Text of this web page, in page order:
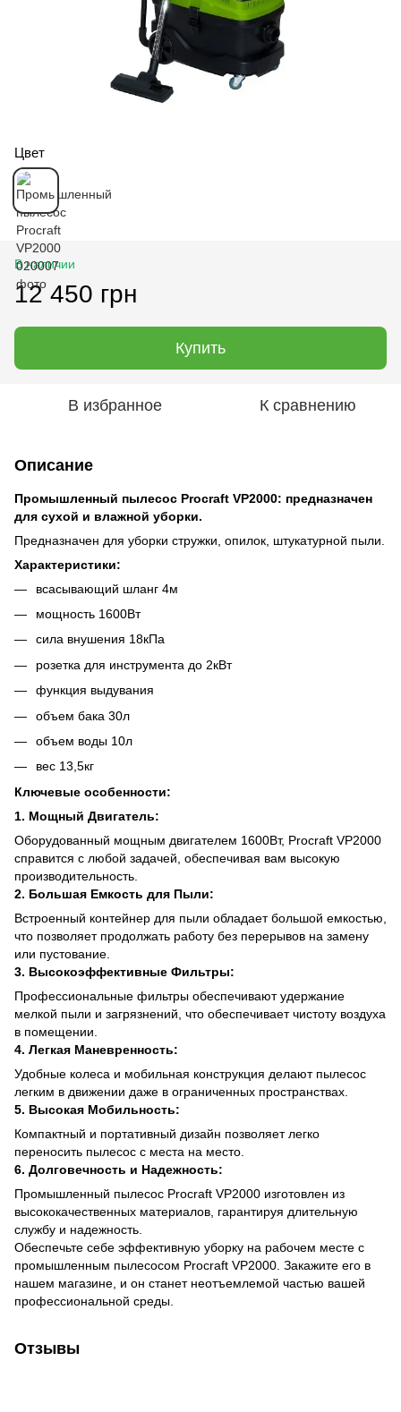
Цвет
В наличии
12 450 грн
Купить
В избранное К сравнению
Описание
Промышленный пылесос Procraft VP2000: предназначен
для сухой и влажной уборки.
Предназначен для уборки стружки, опилок, штукатурной пыли.
Характеристики:
всасывающий шланг 4м
мощность 1600Вт
сила внушения 18кПа
розетка для инструмента до 2кВт
функция выдувания
объем бака 30л
объем воды 10л
вес 13,5кг
Ключевые особенности:
1. Мощный Двигатель:
Оборудованный мощным двигателем 1600Вт, Procraft VP2000
справится с любой задачей, обеспечивая вам высокую
производительность.
2. Большая Емкость для Пыли:
Встроенный контейнер для пыли обладает большой емкостью,
что позволяет продолжать работу без перерывов на замену
или пустование.
3. Высокоэффективные Фильтры:
Профессиональные фильтры обеспечивают удержание
мелкой пыли и загрязнений, что обеспечивает чистоту воздуха
в помещении.
4. Легкая Маневренность:
Удобные колеса и мобильная конструкция делают пылесос
легким в движении даже в ограниченных пространствах.
5. Высокая Мобильность:
Компактный и портативный дизайн позволяет легко
переносить пылесос с места на место.
6. Долговечность и Надежность:
Промышленный пылесос Procraft VP2000 изготовлен из
высококачественных материалов, гарантируя длительную
службу и надежность.
Обеспечьте себе эффективную уборку на рабочем месте с
промышленным пылесосом Procraft VP2000. Закажите его в
нашем магазине, и он станет неотъемлемой частью вашей
профессиональной среды.
Отзывы